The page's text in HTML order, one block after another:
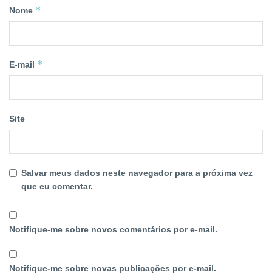
Nome *
E-mail *
Site
Salvar meus dados neste navegador para a próxima vez
que eu comentar.
Notifique-me sobre novos comentários por e-mail.
Notifique-me sobre novas publicações por e-mail.